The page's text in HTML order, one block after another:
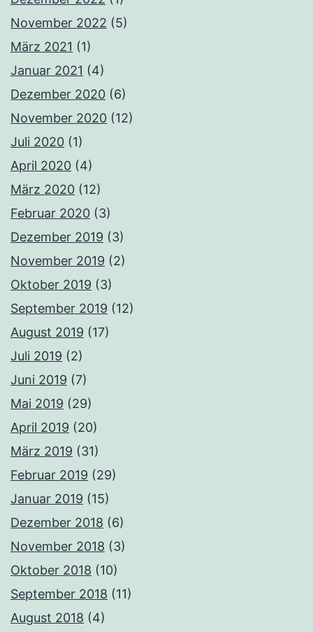
November 2022 (5)
März 2021 (1)
Januar 2021 (4)
Dezember 2020 (6)
November 2020 (12)
Juli 2020 (1)
April 2020 (4)
März 2020 (12)
Februar 2020 (3)
Dezember 2019 (3)
November 2019 (2)
Oktober 2019 (3)
September 2019 (12)
August 2019 (17)
Juli 2019 (2)
Juni 2019 (7)
Mai 2019 (29)
April 2019 (20)
März 2019 (31)
Februar 2019 (29)
Januar 2019 (15)
Dezember 2018 (6)
November 2018 (3)
Oktober 2018 (10)
September 2018 (11)
August 2018 (4)